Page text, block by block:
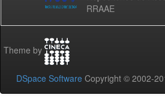
RRAAE
Theme by
DSpace Software Copyright © 2002-